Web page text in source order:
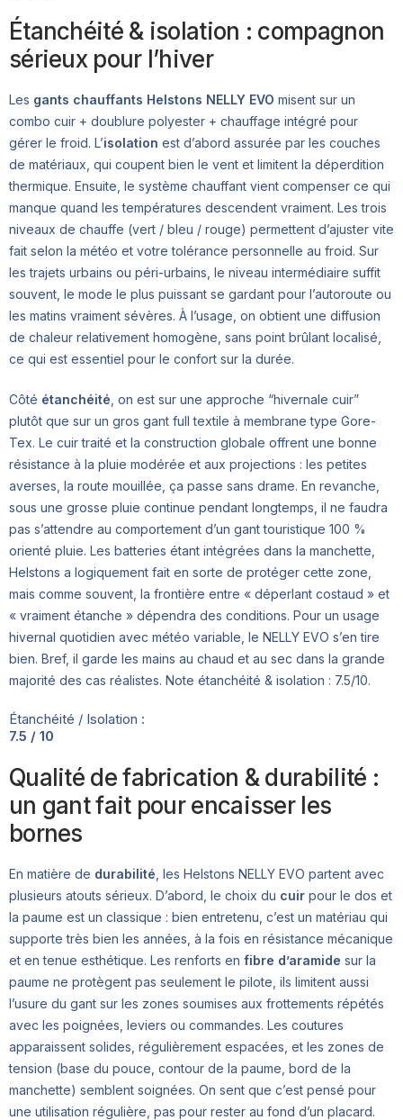
Étanchéité & isolation : compagnon
sérieux pour l’hiver
Les gants chauffants Helstons NELLY EVO misent sur un
combo cuir + doublure polyester + chauffage intégré pour
gérer le froid. L’isolation est d’abord assurée par les couches
de matériaux, qui coupent bien le vent et limitent la déperdition
thermique. Ensuite, le système chauffant vient compenser ce qui
manque quand les températures descendent vraiment. Les trois
niveaux de chauffe (vert / bleu / rouge) permettent d’ajuster vite
fait selon la météo et votre tolérance personnelle au froid. Sur
les trajets urbains ou péri-urbains, le niveau intermédiaire suffit
souvent, le mode le plus puissant se gardant pour l’autoroute ou
les matins vraiment sévères. À l’usage, on obtient une diffusion
de chaleur relativement homogène, sans point brûlant localisé,
ce qui est essentiel pour le confort sur la durée.
Côté étanchéité , on est sur une approche “hivernale cuir”
plutôt que sur un gros gant full textile à membrane type Gore-
Tex. Le cuir traité et la construction globale offrent une bonne
résistance à la pluie modérée et aux projections : les petites
averses, la route mouillée, ça passe sans drame. En revanche,
sous une grosse pluie continue pendant longtemps, il ne faudra
pas s’attendre au comportement d’un gant touristique 100 %
orienté pluie. Les batteries étant intégrées dans la manchette,
Helstons a logiquement fait en sorte de protéger cette zone,
mais comme souvent, la frontière entre « déperlant costaud » et
« vraiment étanche » dépendra des conditions. Pour un usage
hivernal quotidien avec météo variable, le NELLY EVO s’en tire
bien. Bref, il garde les mains au chaud et au sec dans la grande
majorité des cas réalistes. Note étanchéité & isolation : 7.5/10.
Étanchéité / Isolation :
7.5 / 10
Qualité de fabrication & durabilité :
un gant fait pour encaisser les
bornes
En matière de durabilité , les Helstons NELLY EVO partent avec
plusieurs atouts sérieux. D’abord, le choix du cuir pour le dos et
la paume est un classique : bien entretenu, c’est un matériau qui
supporte très bien les années, à la fois en résistance mécanique
et en tenue esthétique. Les renforts en fibre d’aramide sur la
paume ne protègent pas seulement le pilote, ils limitent aussi
l’usure du gant sur les zones soumises aux frottements répétés
avec les poignées, leviers ou commandes. Les coutures
apparaissent solides, régulièrement espacées, et les zones de
tension (base du pouce, contour de la paume, bord de la
manchette) semblent soignées. On sent que c’est pensé pour
une utilisation régulière, pas pour rester au fond d’un placard.